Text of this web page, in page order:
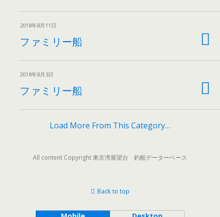
2018年8月11日
ファミリー船
2018年8月3日
ファミリー船
Load More From This Category…
All content Copyright 東京湾展望台 釣船データーベース
Back to top